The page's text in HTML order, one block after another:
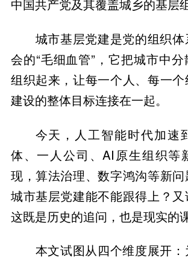
中国共产党及其覆盖城乡的基层
城市基层党建是党的组织
会的“毛细血管”，它把城市中
组织起来，让每一个人、每一
建设的整体目标连接在一起。
今天，人工智能时代加速
体、一人公司、AI原生组织等
现，算法治理、数字鸿沟等新问
城市基层党建能不能跟得上？又
这既是历史的追问，也是现实的课
本文试图从四个维度展开